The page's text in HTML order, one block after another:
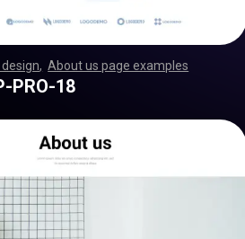
,About us page examples
,,,,,,,, ,,,,,,,,,,,,,,,,,,,,,,,,,,,
,,,,,,,, ,,,,,,,,,,,,,,,,,,,,,,,,,,,
,,,,,,,, ,,,,,,,,,,,,,,,,,,,,,,,,,,,
,,,,,,,, ,,,,,,,,,,,,,,,,,,,,,,,,,,,
,,,,,,,, ,,,,,,,,,,,,,,,,,,,,,,,,,,,
,,,,,,,, ,,,,,,,,,,,,,,,,,,,,,,,,,,,
,,,,,,,, ,,,,,,,,,,,,,,,,,,,,,,,,,,,
,,,,,,,, ,,,,,,,,,,,,,,,,,,,,,,,,,,,
PRO-18